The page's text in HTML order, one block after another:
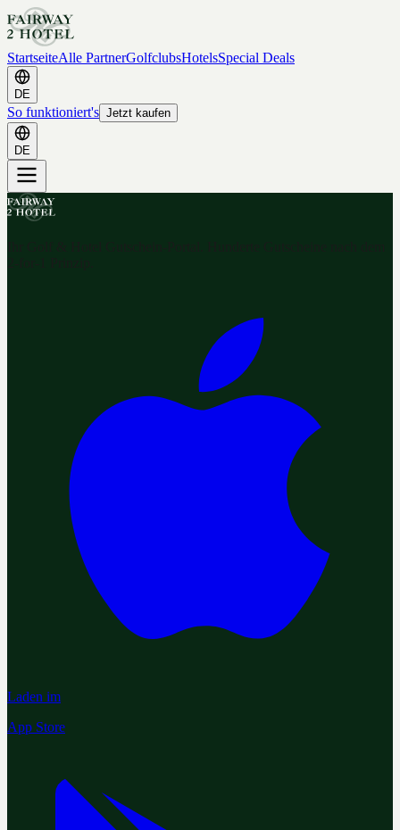
StartseiteAlle PartnerGolfclubsHotelsSpecial Deals
DE
So funktioniert's Jetzt kaufen
DE
Laden im
App Store